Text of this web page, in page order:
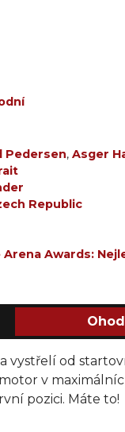
Pedersen, Asger
Republic
Arena Awards:
vystřelí od
v
pozici. Máte to!